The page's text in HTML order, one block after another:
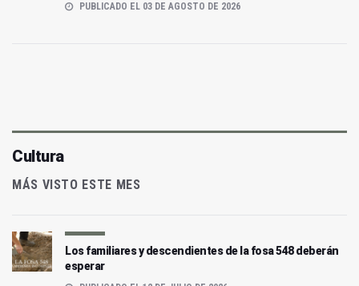
PUBLICADO EL 03 DE AGOSTO DE 2026
Cultura
MÁS VISTO ESTE MES
Los familiares y descendientes de la fosa 548 deberán
esperar